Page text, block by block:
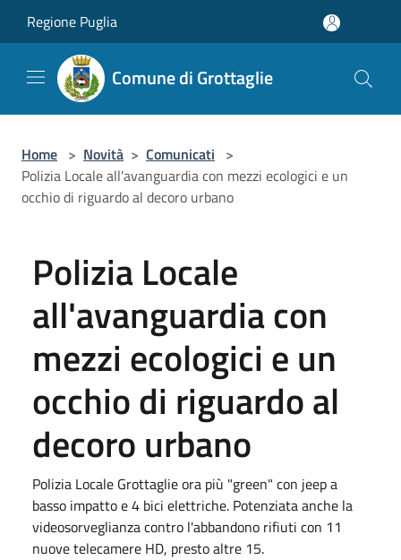
Regione Puglia
Comune di Grottaglie
Home > Novità > Comunicati >
Polizia Locale all'avanguardia con mezzi ecologici e un
occhio di riguardo al decoro urbano
Polizia Locale
all'avanguardia con
mezzi ecologici e un
occhio di riguardo al
decoro urbano
Polizia Locale Grottaglie ora più "green" con jeep a
basso impatto e 4 bici elettriche. Potenziata anche la
videosorveglianza contro l'abbandono rifiuti con 11
nuove telecamere HD, presto altre 15.